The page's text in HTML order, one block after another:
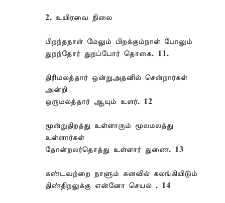
2. உயிரவை நிலை
பிறந்தநாள் மேலும் பிறக்கும்நாள் போலும்
துறந்தோர் துறப்போர் தொகை. 11.
திரிமலத்தார் ஒன்றுஅதனில் சென்றார்கள்
அன்றி
ஒருமலத்தார் ஆயும் உளர். 12
மூன்றுதிறத்து உள்ளாரும் மூலமலத்து
உள்ளார்கள்
தோன்றலர்தொத்து உள்ளார் துணை. 13
கண்டவற்றை நாளும் கனவில் கலங்கியிடும்
திண்திறலுக்கு என்னோ செயல் . 14